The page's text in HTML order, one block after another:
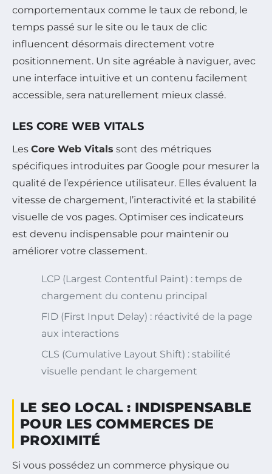
comportementaux comme le taux de rebond, le
temps passé sur le site ou le taux de clic
influencent désormais directement votre
positionnement. Un site agréable à naviguer, avec
une interface intuitive et un contenu facilement
accessible, sera naturellement mieux classé.
LES CORE WEB VITALS
Les Core Web Vitals sont des métriques
spécifiques introduites par Google pour mesurer la
qualité de l’expérience utilisateur. Elles évaluent la
vitesse de chargement, l’interactivité et la stabilité
visuelle de vos pages. Optimiser ces indicateurs
est devenu indispensable pour maintenir ou
améliorer votre classement.
LCP (Largest Contentful Paint) : temps de
chargement du contenu principal
FID (First Input Delay) : réactivité de la page
aux interactions
CLS (Cumulative Layout Shift) : stabilité
visuelle pendant le chargement
LE SEO LOCAL : INDISPENSABLE
POUR LES COMMERCES DE
PROXIMITÉ
Si vous possédez un commerce physique ou